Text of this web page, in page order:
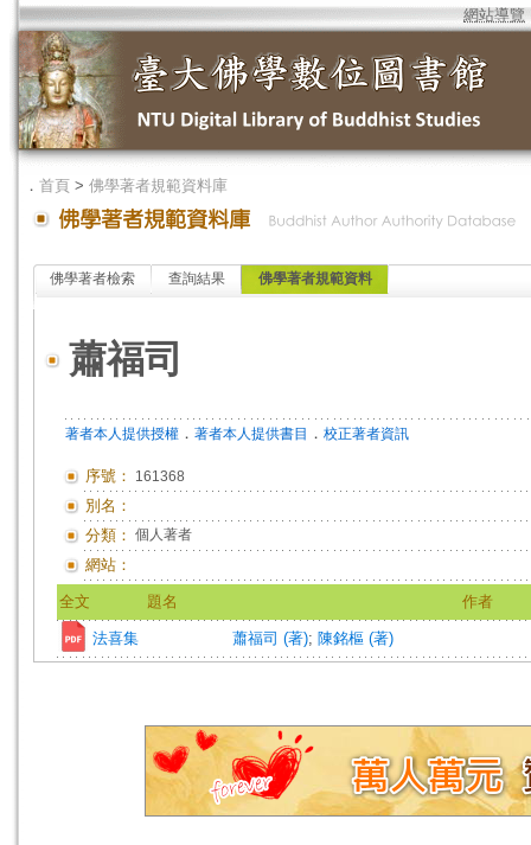
網站導覽
． 首頁 > 佛學著者規範資料庫
佛學著者檢索 查詢結果 佛學著者規範資料
蕭福司
著者本人提供授權 ． 著者本人提供書目 ． 校正著者資訊
序號： 161368
別名：
分類： 個人著者
網站：
全文 題名 作者
法喜集 蕭福司 (著); 陳銘樞 (著)